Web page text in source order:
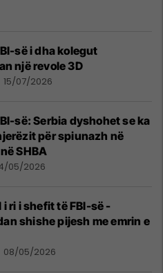
së i dha kolegut
një revole 3D
15/07/2026
së: Serbia dyshohet se ka
për spiunazh në
SHBA
05/2026
i ri i shefit të FBI-së -
shishe pijesh me emrin e
08/05/2026